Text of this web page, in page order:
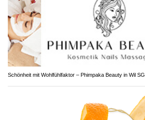
Schönheit mit Wohlfühlfaktor – Phimpaka Beauty in Wil SG